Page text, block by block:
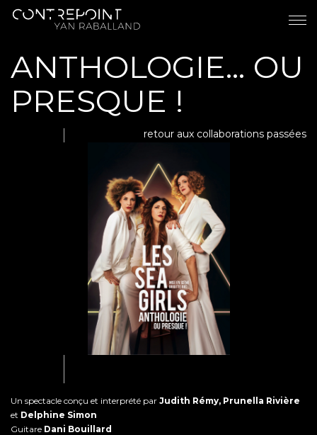
ANTHOLOGIE... OU
PRESQUE !
retour aux collaborations passées
Un spectacle conçu et interprété par Judith Rémy, Prunella Rivière
et Delphine Simon
Guitare Dani Bouillard